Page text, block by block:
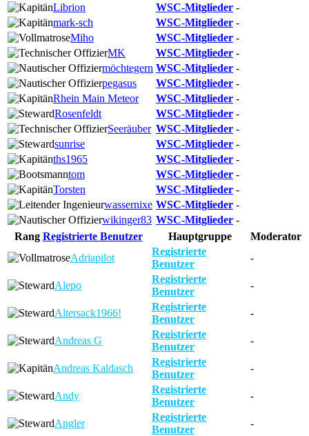
Librion
WSC-Mitglieder -
mark-sch
WSC-Mitglieder -
Miho
WSC-Mitglieder -
MK
WSC-Mitglieder -
möchtegern WSC-Mitglieder -
pegasus
WSC-Mitglieder -
Rhein Main Meteor
WSC-Mitglieder -
Rosenfeldt
WSC-Mitglieder -
Seeräuber WSC-Mitglieder -
sunrise
WSC-Mitglieder -
ths1965
WSC-Mitglieder -
tom
WSC-Mitglieder -
Torsten
WSC-Mitglieder -
wassernixe WSC-Mitglieder -
wikinger83 WSC-Mitglieder -
Rang Registrierte Benutzer Hauptgruppe
Moderator
Adriapilot
Registrierte
Benutzer
-
Alepo
Registrierte
Benutzer
-
Altersack1966!
Registrierte
Benutzer
-
Andreas G
Registrierte
Benutzer
-
Andreas Kaldasch
Registrierte
Benutzer
-
Andy
Registrierte
Benutzer
-
Angler
Registrierte
Benutzer
-